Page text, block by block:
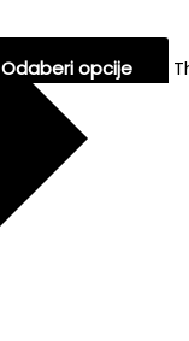
Odaberi opcije